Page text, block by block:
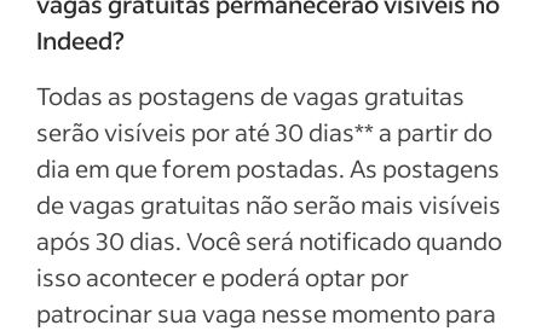
Indeed?
Todas as postagens de vagas gratuitas
serão visíveis por até 30 dias** a partir do
dia em que forem postadas. As postagens
de vagas gratuitas não serão mais visíveis
após 30 dias. Você será notificado quando
isso acontecer e poderá optar por
patrocinar sua vaga nesse momento para